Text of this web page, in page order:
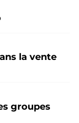
la vente
groupes